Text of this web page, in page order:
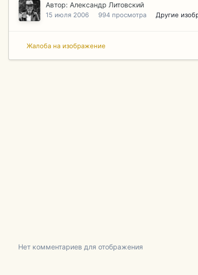
Автор: Александр Литовский
15 июля 2006 994 просмотра Другие
Жалоба на изображение
Нет комментариев для отображения